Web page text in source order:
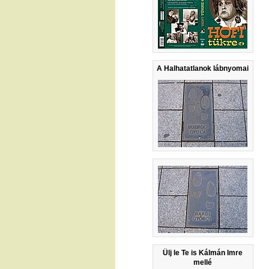
A Halhatatlanok lábnyomai
Ülj le Te is Kálmán Imre
mellé